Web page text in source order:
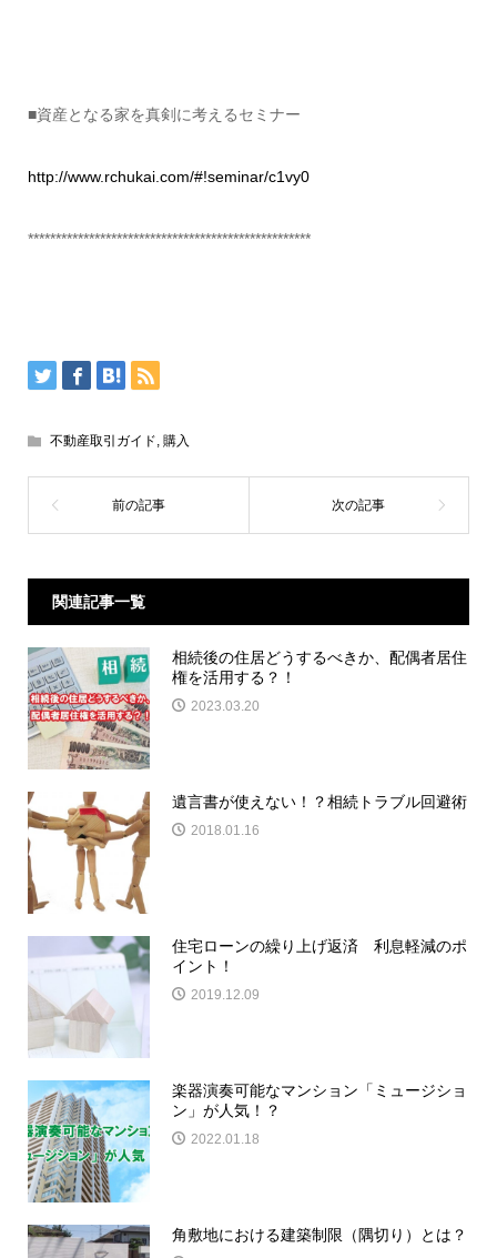
■資産となる家を真剣に考えるセミナー
http://www.rchukai.com/#!seminar/c1vy0
***************************************************
不動産取引ガイド, 購入
関連記事一覧
相続後の住居どうするべきか、配偶者居住
権を活用する？！
2023.03.20
遺言書が使えない！？相続トラブル回避術
2018.01.16
住宅ローンの繰り上げ返済 利息軽減のポ
イント！
2019.12.09
楽器演奏可能なマンション「ミュージショ
ン」が人気！？
2022.01.18
角敷地における建築制限（隅切り）とは？